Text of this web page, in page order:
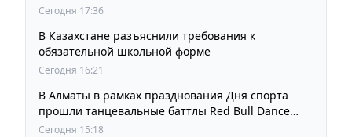
Сегодня 17:36
В Казахстане разъяснили требования к
обязательной школьной форме
Сегодня 16:21
В Алматы в рамках празднования Дня спорта
прошли танцевальные баттлы Red Bull Dance
Your Style
Сегодня 15:18